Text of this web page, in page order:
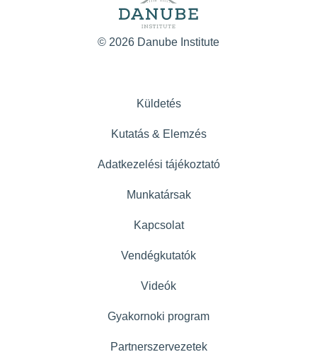
© 2026 Danube Institute
Küldetés
Kutatás & Elemzés
Adatkezelési tájékoztató
Munkatársak
Kapcsolat
Vendégkutatók
Videók
Gyakornoki program
Partnerszervezetek